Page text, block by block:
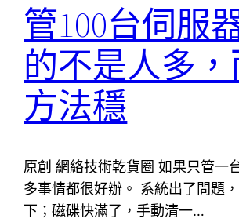
管100台伺服
的不是人多
方法穩
原創 網絡技術乾貨圈 如果只管一
多事情都很好辦。 系統出了問題
下；磁碟快滿了，手動清一…